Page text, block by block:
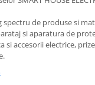
de produse si
si aparatura de
si accesorii electrice,